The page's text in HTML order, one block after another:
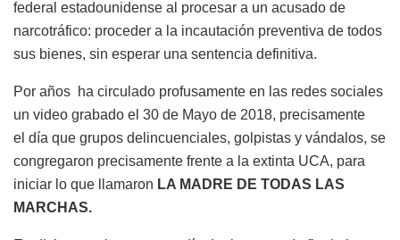
federal estadounidense al procesar a un acusado de
narcotráfico: proceder a la incautación preventiva de todos
sus bienes, sin esperar una sentencia definitiva.
Por años ha circulado profusamente en las redes sociales
un video grabado el 30 de Mayo de 2018, precisamente
el día que grupos delincuenciales, golpistas y vándalos, se
congregaron precisamente frente a la extinta UCA, para
iniciar lo que llamaron LA MADRE DE TODAS LAS
MARCHAS.